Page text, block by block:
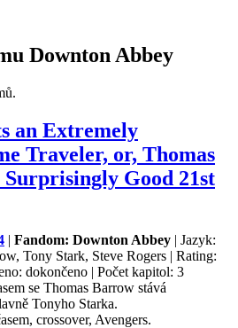
Downton Abbey
an Extremely
Traveler, or, Thomas
Good 21st
| Fandom: Downton Abbey | Jazyk:
Tony Stark, Steve Rogers | Rating:
dokončeno | Počet kapitol: 3
se Thomas Barrow stává
Tonyho Starka.
crossover, Avengers.